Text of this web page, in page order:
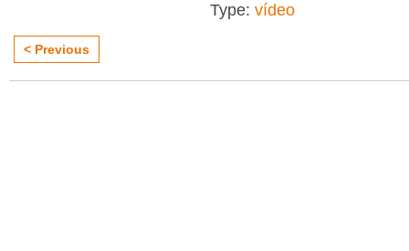
Type: vídeo
< Previous